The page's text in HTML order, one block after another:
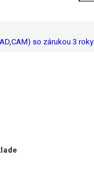
so zárukou 3 roky